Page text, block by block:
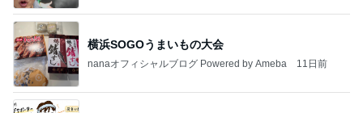
横浜SOGOうまいもの大会
nanaオフィシャルブログ Powered by Ameba 11日前